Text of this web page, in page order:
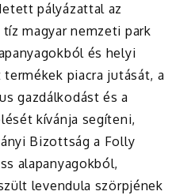
pályázattal az
magyar nemzeti park
és helyi
piacra jutását, a
gazdálkodást és a
kívánja segíteni,
Bizottság a Folly
alapanyagokból,
levendula szörpjének